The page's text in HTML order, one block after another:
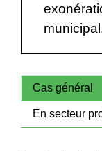
Cas général
En secteur